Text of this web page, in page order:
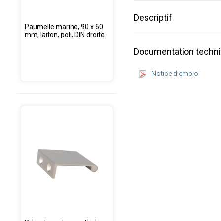
Paumelle marine, 90 x 60
mm, laiton, poli, DIN droite
Descriptif
Documentation
- Notice d'emploi